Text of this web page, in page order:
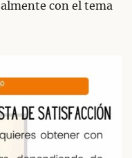
con el tema